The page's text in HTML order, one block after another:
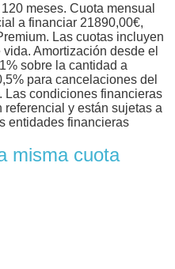
120 meses. Cuota mensual
a financiar 21890,00€,
Las cuotas incluyen
Amortización desde el
sobre la cantidad a
para cancelaciones del
Las condiciones financieras
y están sujetas a
entidades financieras
misma cuota